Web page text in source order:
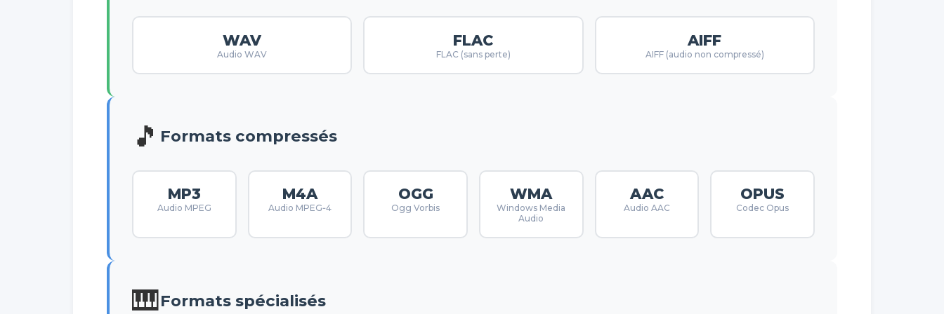
WAV
Audio WAV
FLAC
FLAC (sans perte)
AIFF
AIFF (audio non compressé)
🎵 Formats compressés
MP3
Audio MPEG
M4A
Audio MPEG‑4
OGG
Ogg Vorbis
WMA
Windows Media
Audio
AAC
Audio AAC
OPUS
Codec Opus
🎹Formats spécialisés